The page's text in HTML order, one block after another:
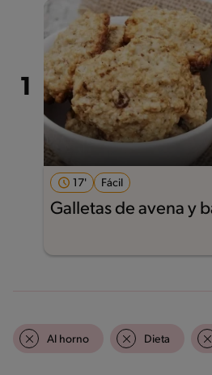
17' Fácil
Galletas de avena y
Al horno Dieta